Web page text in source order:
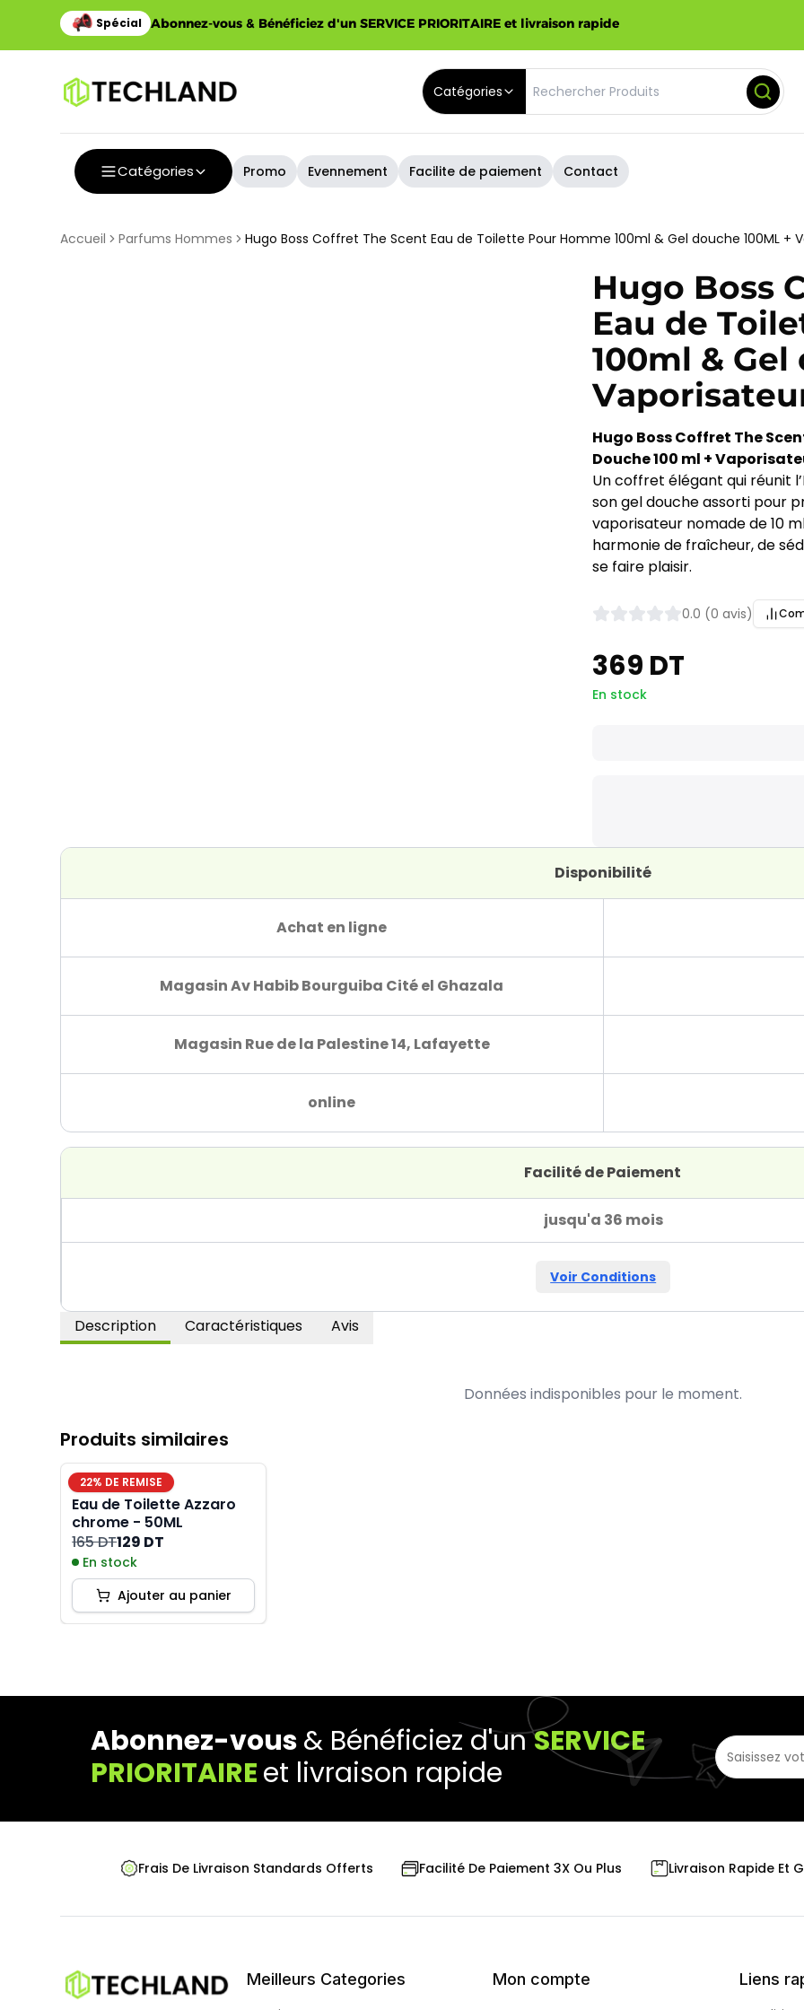
Abonnez-vous & Bénéficiez d'un SERVICE PRIORITAIRE et livraison rapide
Catégories
Catégories Promo Evennement Facilite de paiement Contact
Accueil Parfums Hommes Hugo Boss Coffret The Scent Eau de Toilette Pour Homme 100ml & Gel douche 100ML +
Hugo Boss
Eau de
100ml & Gel
Hugo Boss Coffret The
Douche 100 ml +
Un coffret élégant qui réunit
son gel douche assorti pour
vaporisateur nomade de 10
harmonie de fraîcheur, de
se faire plaisir.
0.0 (0 avis)
369 DT
En stock
Disponibilité
Achat en ligne
Magasin Av Habib Bourguiba Cité el Ghazala
Magasin Rue de la Palestine 14, Lafayette
online
Facilité de Paiement
jusqu'a 36 mois
Voir Conditions
Description Caractéristiques Avis
Données indisponibles pour le moment.
Produits similaires
22% DE REMISE
Eau de Toilette Azzaro
chrome - 50ML
165 DT129 DT
En stock
Ajouter au panier
Abonnez-vous& Bénéficiez d'unSERVICE
PRIORITAIREet livraison rapide
Frais De Livraison Standards Offerts Facilité De Paiement 3X Ou Plus Livraison Rapide Et
Meilleurs Categories Mon compte Liens